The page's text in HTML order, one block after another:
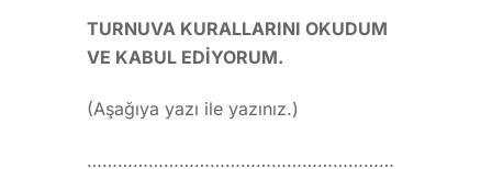
TURNUVA KURALLARINI OKUDUM
VE KABUL EDİYORUM.
(Aşağıya yazı ile yazınız.)
……………………………………………………